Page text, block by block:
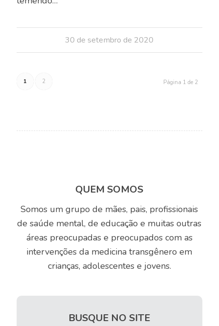
30 de setembro de 2020
Página 1 de 2
1 2
QUEM SOMOS
Somos um grupo de mães, pais, profissionais
de saúde mental, de educação e muitas outras
áreas preocupadas e preocupados com as
intervenções da medicina transgênero em
crianças, adolescentes e jovens.
BUSQUE NO SITE